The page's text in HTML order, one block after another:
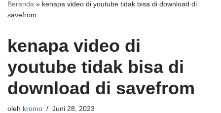
Beranda » kenapa video di youtube tidak bisa di download di
savefrom
kenapa video di
youtube tidak bisa di
download di savefrom
oleh kromo Juni 28, 2023